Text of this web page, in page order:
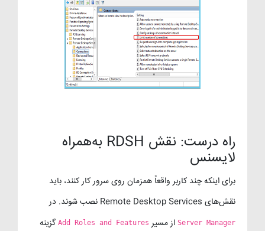
راه درست: نقش RDSH به‌همراه
لایسنس
برای اینکه چند کاربر واقعاً همزمان روی سرور کار کنند، باید
نقش‌های Remote Desktop Services نصب شوند. در
Server Manager از مسیر Add Roles and Features گزینه